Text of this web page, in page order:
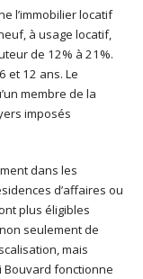
l’immobilier locatif
à usage locatif,
de 12% à 21%.
et 12 ans. Le
membre de la
imposés
dans les
d’affaires ou
plus éligibles
seulement de
mais
Bouvard fonctionne